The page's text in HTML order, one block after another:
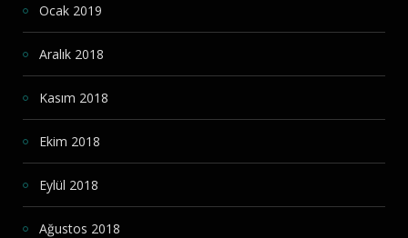
Ocak 2019
Aralık 2018
Kasım 2018
Ekim 2018
Eylül 2018
Ağustos 2018